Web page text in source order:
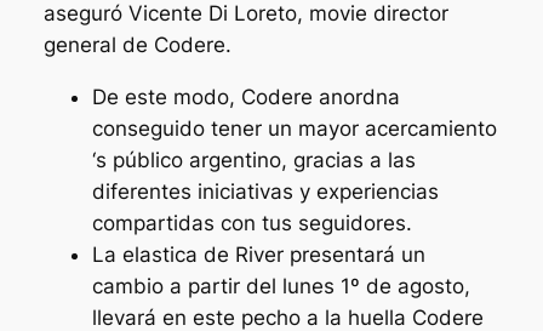
aseguró Vicente Di Loreto, movie director
general de Codere.
De este modo, Codere anordna
conseguido tener un mayor acercamiento
‘s público argentino, gracias a las
diferentes iniciativas y experiencias
compartidas con tus seguidores.
La elastica de River presentará un
cambio a partir del lunes 1º de agosto,
llevará en este pecho a la huella Codere